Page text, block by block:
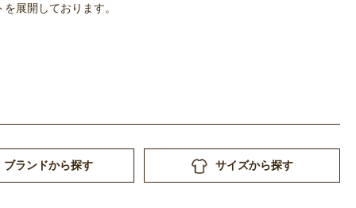
展開しております。
ブランドから探す サイズから探す